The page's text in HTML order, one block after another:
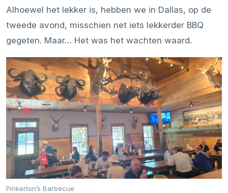
Alhoewel het lekker is, hebben we in Dallas, op de
tweede avond, misschien net iets lekkerder BBQ
gegeten. Maar… Het was het wachten waard.
Pinkerton’s Barbecue